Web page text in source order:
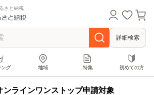
さと納税
詳細検索
ング 地域 特集 初めての方
ンラインワンストップ申請対象